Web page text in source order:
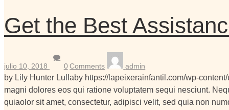
Get the Best
julio 10, 2018 0 Comments admin
by Lily Hunter Lullaby https://lapeixerainfantil.com/wp-
magni dolores eos qui ratione voluptatem sequi nesciunt.
quiaolor sit amet, consectetur, adipisci velit, sed quia non